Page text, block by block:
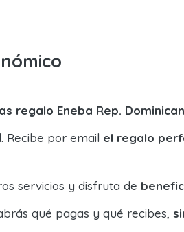
regalo Eneba Rep.
Recibe por email el regalo
servicios y disfruta de
qué pagas y qué recibes,